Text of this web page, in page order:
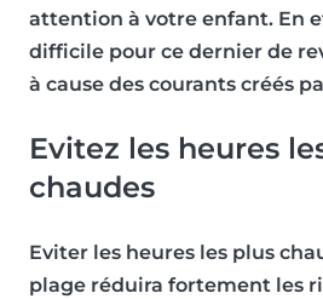
attention à votre enfant. En
difficile pour ce dernier de
à cause des courants créés
Evitez les heures
chaudes
Eviter les heures les plus
plage réduira fortement les